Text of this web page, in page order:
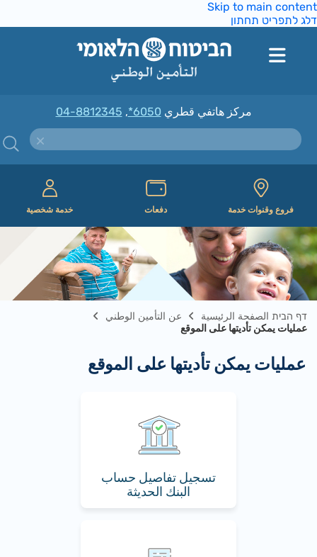
Skip to main
לתפריט תחתון
مركز هاتفي قطري*6050
,
04-8812345
فروع وقنوات خدمة دفعات خدمة شخصية
דף הבית الصفحة الرئيسية
عن التأمين الوطني
عمليات يمكن تأديتها على الموقع
عمليات يمكن تأديتها على الموقع
تسجيل تفاصيل حساب
البنك الحديثة